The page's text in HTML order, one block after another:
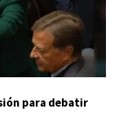
para debatir